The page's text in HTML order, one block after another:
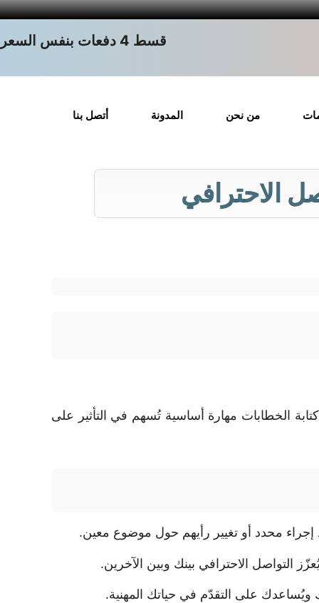
قسط 4 دفعات بنفس السعر
من نحن المدونة أتصل بنا
الاحترافي
الخطابات مهارة أساسية تُسهم في التأثير على
إجراء محدد أو تغيير رأيهم حول موضوع معين.
التواصل الاحترافي بينك وبين الآخرين.
ويُساعدك على التقدّم في حياتك المهنية.